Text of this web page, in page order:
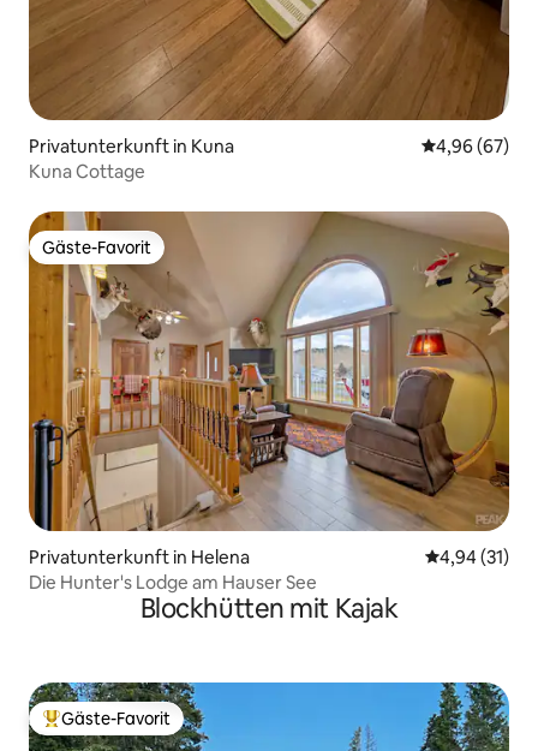
Privatunterkunft in Kuna
4,96 (67)
Kuna Cottage
Gäste-Favorit
Gäste-Favorit
Privatunterkunft in Helena
4,94 (31)
Die Hunter's Lodge am Hauser See
Blockhütten mit Kajak
Beliebter Gäste-Favorit.
Gäste-Favorit